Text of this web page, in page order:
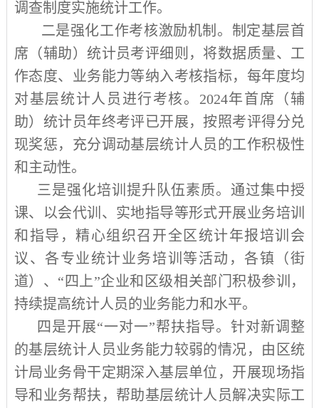
调查制度实施统计工作。
二是强化工作考核激励机制。制定基层首
席（辅助）统计员考评细则，将数据质量、工
作态度、业务能力等纳入考核指标，每年度均
对基层统计人员进行考核。 2024年首席（辅
助）统计员年终考评已开展，按照考评得分兑
现奖惩，充分调动基层统计人员的工作积极性
和主动性。
三是强化培训提升队伍素质。通过集中授
课、以会代训、实地指导等形式开展业务培训
和指导，精心组织召开全区统计年报培训会
议、各专业统计业务培训等活动，各镇（街
道）、“四上”企业和区级相关部门积极参训，
持续提高统计人员的业务能力和水平。
四是开展“一对一”帮扶指导。针对新调整
的基层统计人员业务能力较弱的情况，由区统
计局业务骨干定期深入基层单位，开展现场指
导和业务帮扶，帮助基层统计人员解决实际工